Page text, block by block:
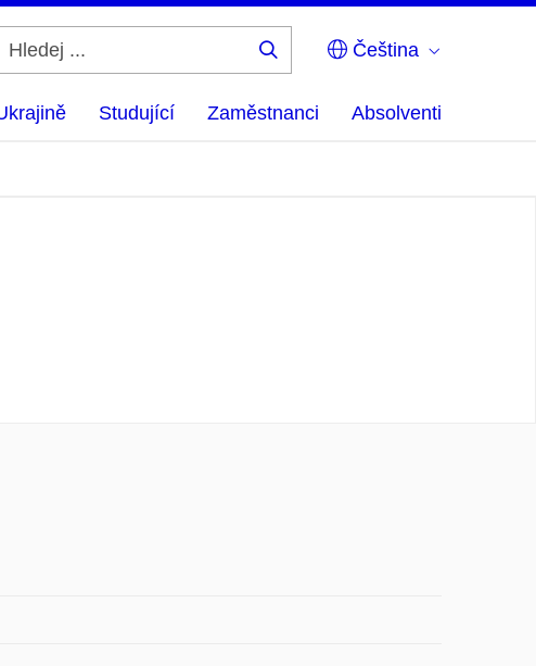
Čeština
Studující Zaměstnanci Absolventi